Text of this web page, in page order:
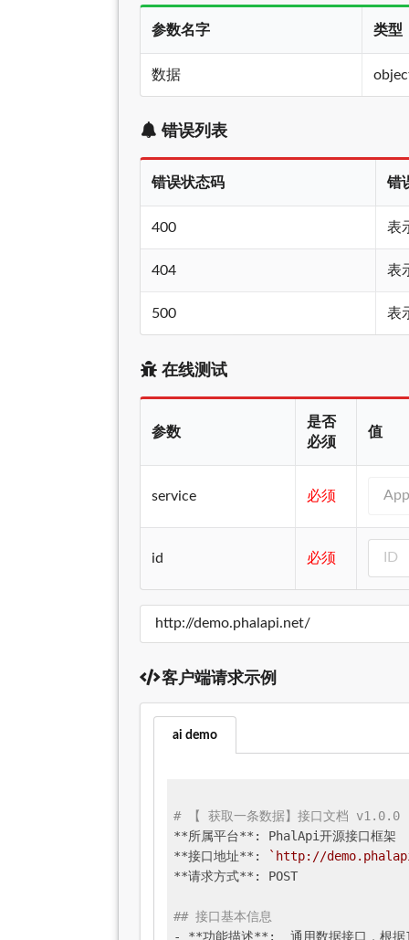
参数名字 类型
数据
错误列表
错误状态码 错
400 表
404 表
500 表
在线测试
参数
是否
必须
值
service 必须
id 必须
客户端请求示例
ai demo
# 【 获取一条数据】接口文档 v1.0.0
**所属平台**: PhalApi开源接口框架
**接口地址**:
`http://
**请求方式**: POST
## 接口基本信息
- **功能描述**:  通用数据接口，根据